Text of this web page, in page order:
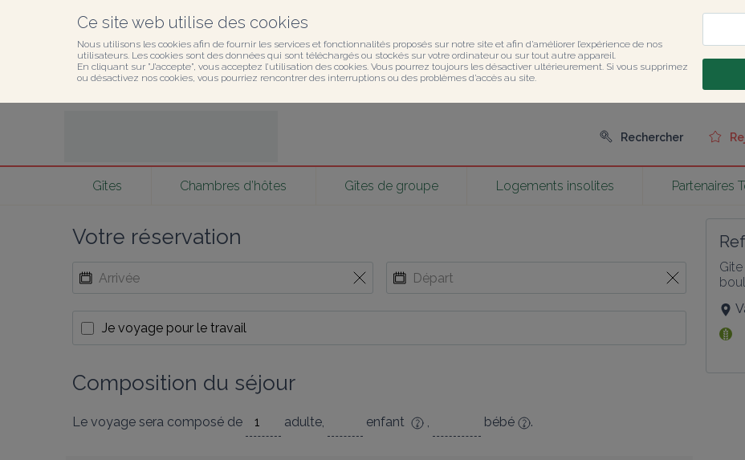
Ce site web utilise des cookies
Nous utilisons les cookies afin de fournir les services et fonctionnalités proposés sur notre site et afin d’améliorer l’expérience de nos
utilisateurs. Les cookies sont des données qui sont téléchargés ou stockés sur votre ordinateur ou sur tout autre appareil.
En cliquant sur ”J’accepte”, vous acceptez l’utilisation des cookies. Vous pourrez toujours les désactiver ultérieurement. Si vous supprimez
ou désactivez nos cookies, vous pourriez rencontrer des interruptions ou des problèmes d’accès au site.
Rechercher
Gîtes Chambres d’hôtes Gîtes de groupe Logements insolites Partenaires
Votre réservation
Je voyage pour le travail
Composition du séjour
Le voyage sera composé de adulte, enfant , bébé .